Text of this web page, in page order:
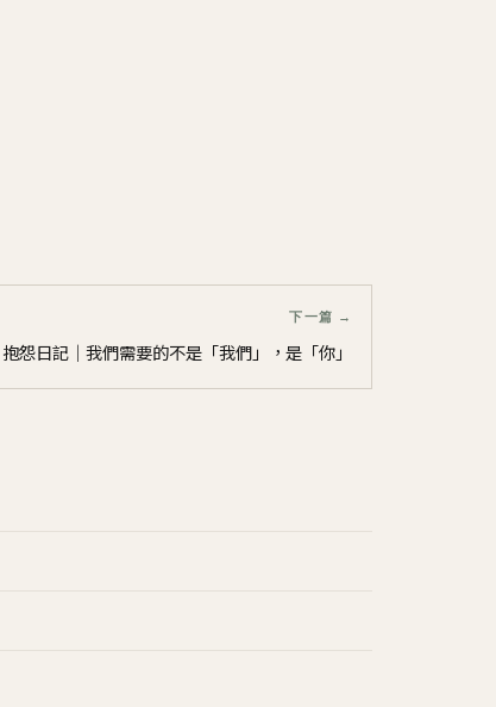
下一篇 →
怨日記｜我們需要的不是「我們」，是「你」